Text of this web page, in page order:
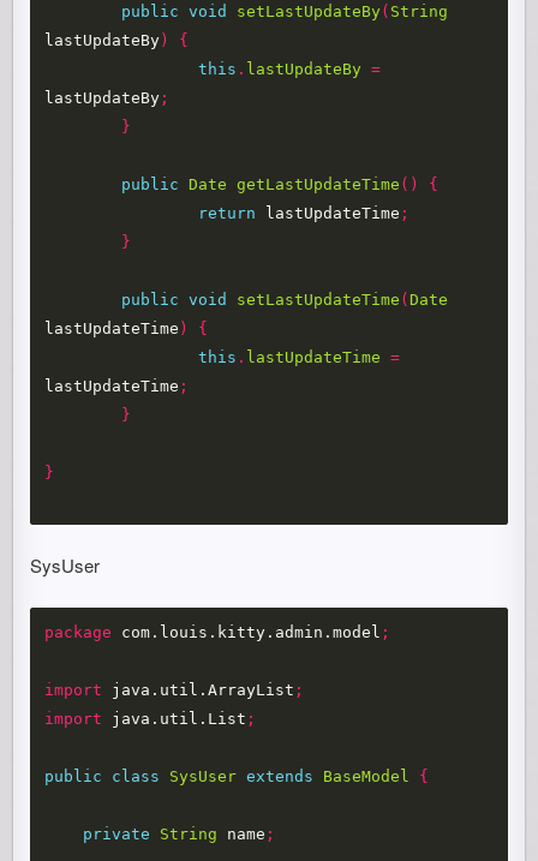
public void setLastUpdateBy( String
lastUpdateBy)
{
this . lastUpdateBy =
lastUpdateBy ;
}
public Date getLastUpdateTime ()
{
return
lastUpdateTime ;
}
public void setLastUpdateTime (Date
lastUpdateTime )
{
this . lastUpdateTime
=
lastUpdateTime ;
}
}
SysUser
package com.louis.kitty.admin.model ;
import java.util.ArrayList ;
import
java.util.List ;
public class SysUser extends BaseModel {
private String name ;